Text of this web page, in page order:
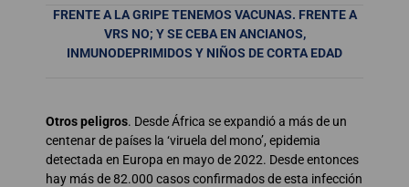
FRENTE A LA GRIPE TENEMOS VACUNAS. FRENTE A
VRS NO; Y SE CEBA EN ANCIANOS,
INMUNODEPRIMIDOS Y NIÑOS DE CORTA EDAD
Otros peligros. Desde África se expandió a más de un
centenar de países la ‘viruela del mono’, epidemia
detectada en Europa en mayo de 2022. Desde entonces
hay más de 82.000 casos confirmados de esta infección